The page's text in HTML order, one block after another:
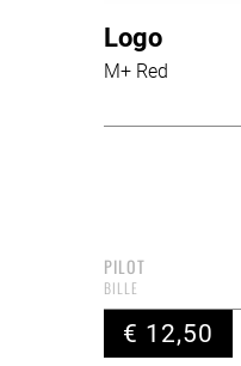
Logo
M+ Red
PILOT
BILLE
€ 12,50